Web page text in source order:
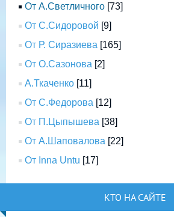
От А.Светличного [73]
От С.Сидоровой [9]
От Р. Сиразиева [165]
От О.Сазонова [2]
А.Ткаченко [11]
От С.Федорова [12]
От П.Цыпышева [38]
От А.Шаповалова [22]
От Inna Untu [17]
КТО НА САЙТЕ